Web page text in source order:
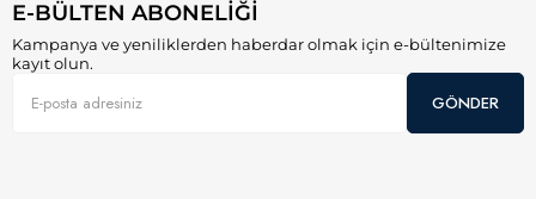
E-BÜLTEN ABONELİĞİ
Kampanya ve yeniliklerden haberdar olmak için e-bültenimize
kayıt olun.
GÖNDER